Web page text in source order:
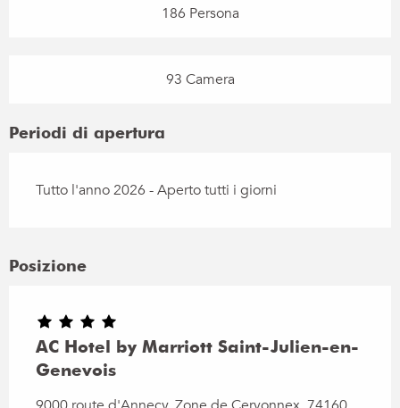
186 Persona
93 Camera
Periodi di apertura
Tutto l'anno 2026 - Aperto tutti i giorni
Posizione
AC Hotel by Marriott Saint-Julien-en-
Genevois